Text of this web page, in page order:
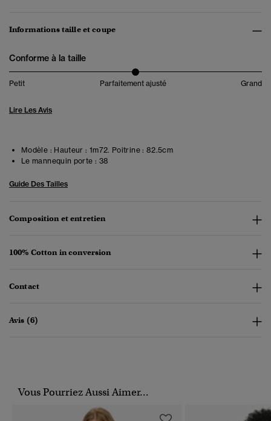
Informations taille et coupe
Conforme à la taille
Petit Parfaitement ajusté Grand
Lire Les Avis
Modèle : Hauteur : 1m72. Poitrine : 82.5cm
Le mannequin porte : 38
Guide Des Tailles
Composition et entretien
100% Cotton in conversion
Contact
Avis (6)
Vous Pourriez Aussi Aimer...